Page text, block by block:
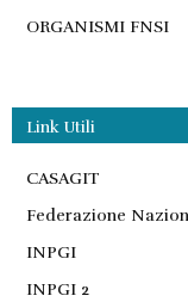
ORGANISMI FNSI
Link Utili
CASAGIT
Federazione
INPGI
INPGI 2